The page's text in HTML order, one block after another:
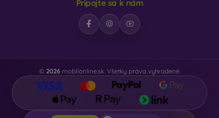
Pripojte sa k nám
© 2026mobilonline.sk. Všetky práva vyhradené.